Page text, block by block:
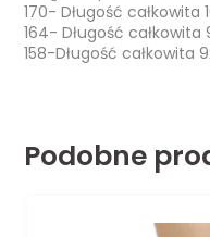
170- Długość
164- Długość
158-Długość całkowita
Podobne